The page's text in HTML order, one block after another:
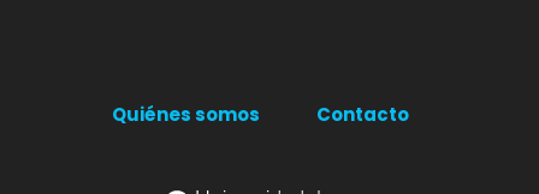
Quiénes somos Contacto